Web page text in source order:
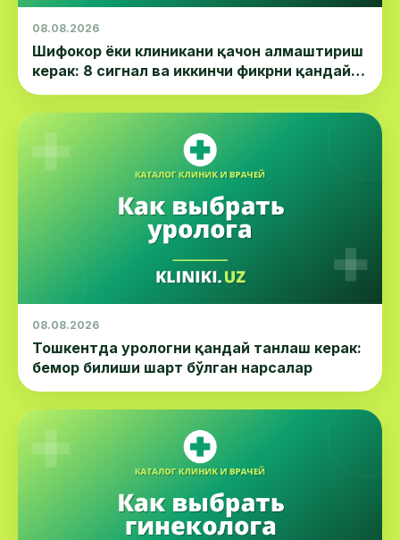
08.08.2026
Шифокор ёки клиникани қачон алмаштириш
керак: 8 сигнал ва иккинчи фикрни қандай
олиш
08.08.2026
Тошкентда урологни қандай танлаш керак:
бемор билиши шарт бўлган нарсалар